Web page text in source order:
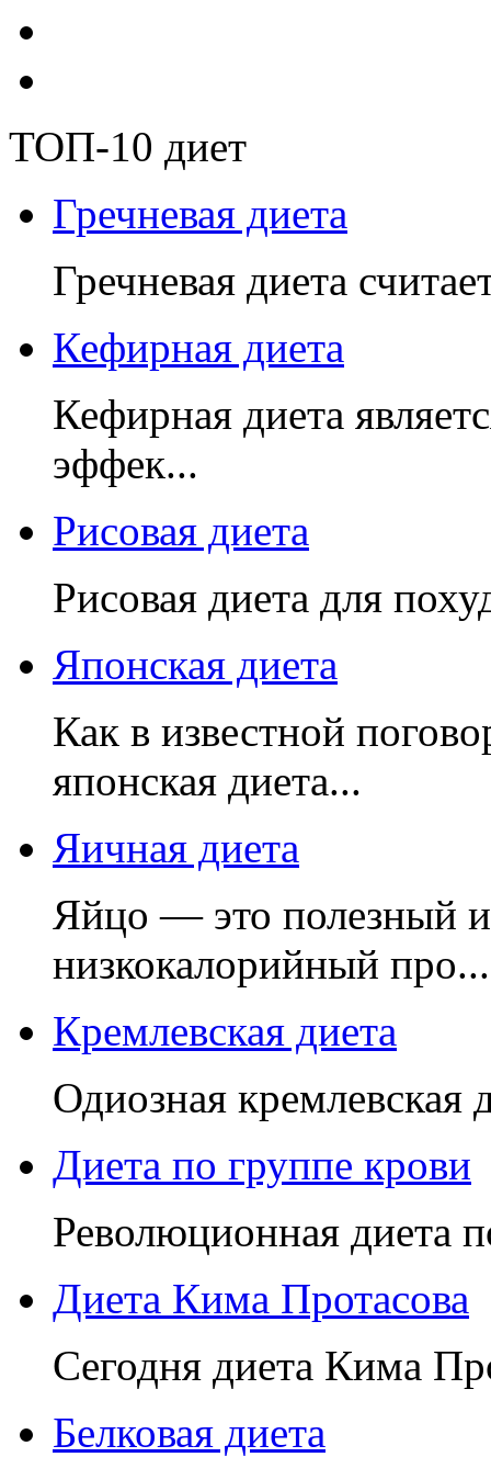
ТОП-10 диет
Гречневая диета
Гречневая диета
Кефирная диета
Кефирная диета
эффек...
Рисовая диета
Рисовая диета для
Японская диета
Как в известной
японская диета...
Яичная диета
Яйцо — это полезный
низкокалорийный про...
Кремлевская диета
Одиозная кремлевская
Диета по группе крови
Революционная диета
Диета Кима Протасова
Сегодня диета Кима
Белковая диета